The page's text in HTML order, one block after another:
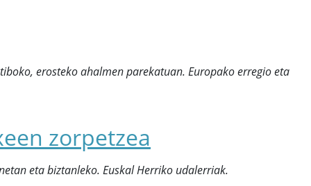
erosteko ahalmen parekatuan. Europako erregio eta
zorpetzea
eta biztanleko. Euskal Herriko udalerriak.